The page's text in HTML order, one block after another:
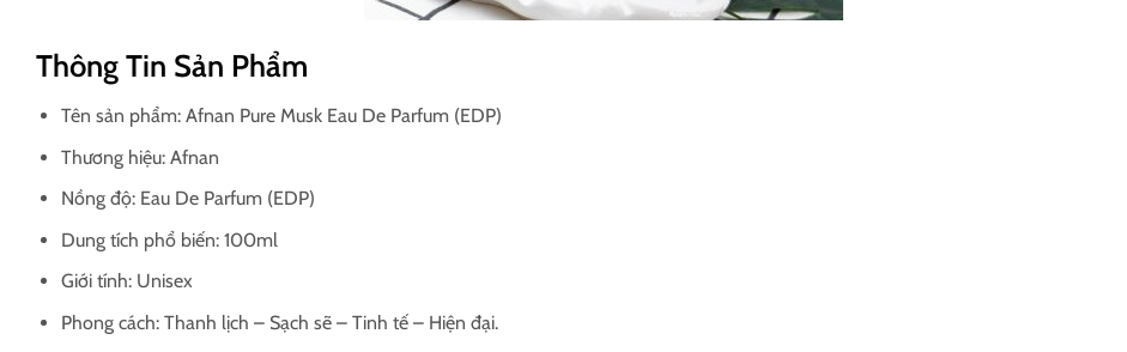
Thông Tin Sản Phẩm
Tên sản phẩm: Afnan Pure Musk Eau De Parfum (EDP)
Thương hiệu: Afnan
Nồng độ: Eau De Parfum (EDP)
Dung tích phổ biến: 100ml
Giới tính: Unisex
Phong cách: Thanh lịch – Sạch sẽ – Tinh tế – Hiện đại.